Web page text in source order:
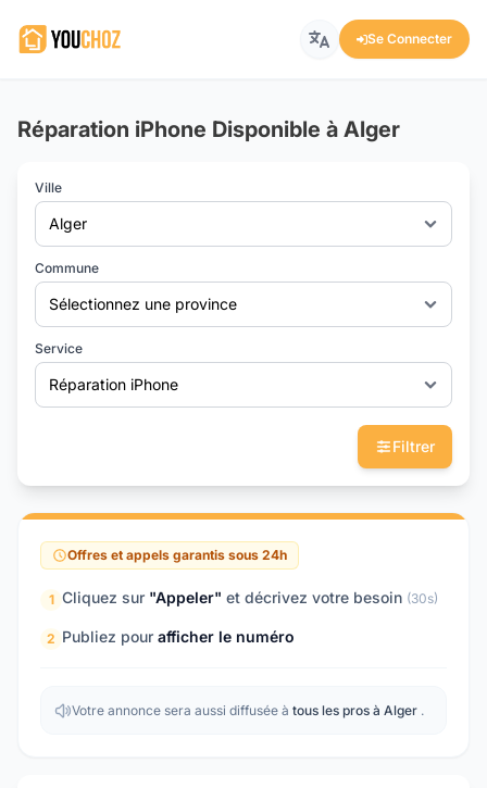
Se Connecter
Réparation iPhone Disponible à Alger
Ville
Alger
Commune
Sélectionnez une province
Service
Réparation iPhone
Filtrer
Offres et appels garantis sous 24h
1 Cliquez sur "Appeler" et décrivez votre besoin (30s)
2 Publiez pour afficher le numéro
Votre annonce sera aussi diffusée à tous les pros à Alger .